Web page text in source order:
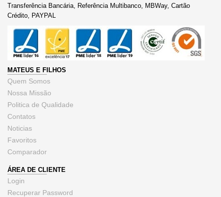
Transferência Bancária, Referência Multibanco, MBWay, Cartão
Crédito, PAYPAL
MATEUS E FILHOS
Quem Somos
Nossa Missão
Politica de Qualidade
Contatos
Noticias
Favoritos
Comparador
ÁREA DE CLIENTE
Login
Recuperar Password